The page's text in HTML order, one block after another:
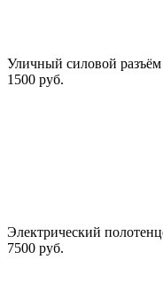
Уличный силовой
1500 руб.
Электрический
7500 руб.